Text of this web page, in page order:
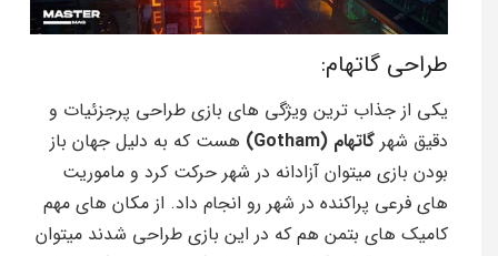
طراحی گاتهام:
یکی از جذاب ترین ویژگی های بازی طراحی پرجزئیات و
دقیق شهر گاتهام (Gotham)
هست که به دلیل جهان باز
بودن بازی میتوان آزادانه در شهر حرکت کرد و ماموریت
های فرعی پراکنده در شهر رو انجام داد. از مکان های مهم
کامیک های بتمن هم که در این بازی طراحی شدند میتوان